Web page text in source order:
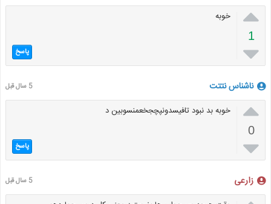

1

خوبه
پاسخ
ناشناس نتتت 5 سال قبل

0

خوبه بد نبود تافیسدونپچجخعمنسوبین د
پاسخ
زارعی 5 سال قبل